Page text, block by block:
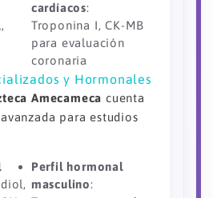
cardíacos:
Troponina I, CK-MB
para evaluación
coronaria
y Hormonales
Amecameca cuenta
para estudios
Perfil hormonal
masculino: